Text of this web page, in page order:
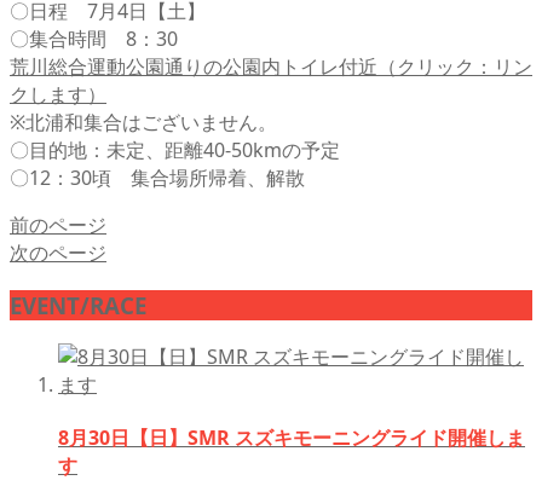
〇日程 7月4日【土】
〇集合時間 8：30
荒川総合運動公園通りの公園内トイレ付近（クリック：リン
クします）
※北浦和集合はございません。
〇目的地：未定、距離40-50kmの予定
〇12：30頃 集合場所帰着、解散
前のページ
次のページ
EVENT/RACE
8月30日【日】SMR スズキモーニングライド開催しま
す